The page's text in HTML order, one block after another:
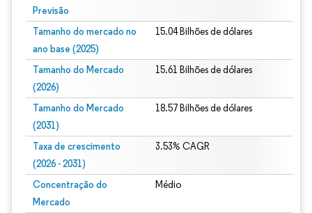
Previsão
Tamanho do mercado no
ano base (2025)
15.04 Bilhões de dólares
Tamanho do Mercado
(2026)
15.61 Bilhões de dólares
Tamanho do Mercado
(2031)
18.57 Bilhões de dólares
Taxa de crescimento
(2026 - 2031)
3.53% CAGR
Concentração do
Mercado
Médio